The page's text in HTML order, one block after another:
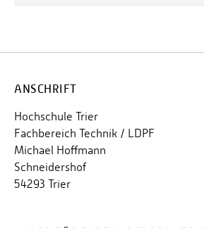
ANSCHRIFT
Hochschule Trier
Fachbereich Technik / LDPF
Michael Hoffmann
Schneidershof
54293 Trier